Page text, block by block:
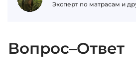
Эксперт по матрасам и
Вопрос–Ответ